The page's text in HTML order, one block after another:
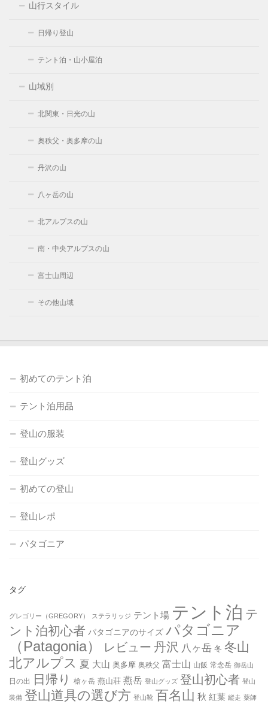
山行スタイル
日帰り登山
テント泊・山小屋泊
山域別
北関東・日光の山
奥秩父・奥多摩の山
丹沢の山
八ヶ岳の山
北アルプスの山
南・中央アルプスの山
富士山周辺
その他山域
初めてのテント泊
テント泊用品
登山の服装
登山グッズ
初めての登山
登山レポ
パタゴニア
タグ
グレゴリー（GREGORY） ステラリッジ テント場 テント泊 テ
ント泊初心者 パタゴニアのサイズ パタゴニア
（Patagonia）
レビュー 丹沢 八ヶ岳 冬 冬山
北アルプス 夏 大山 奥多摩 奥秩父 富士山 山飯 常念岳 御岳山
日の出 日帰り 槍ヶ岳 燕山荘 燕岳 登山グッズ 登山初心者 登山
装備 登山道具の選び方 登山靴 百名山 秋 紅葉 縦走 薬師